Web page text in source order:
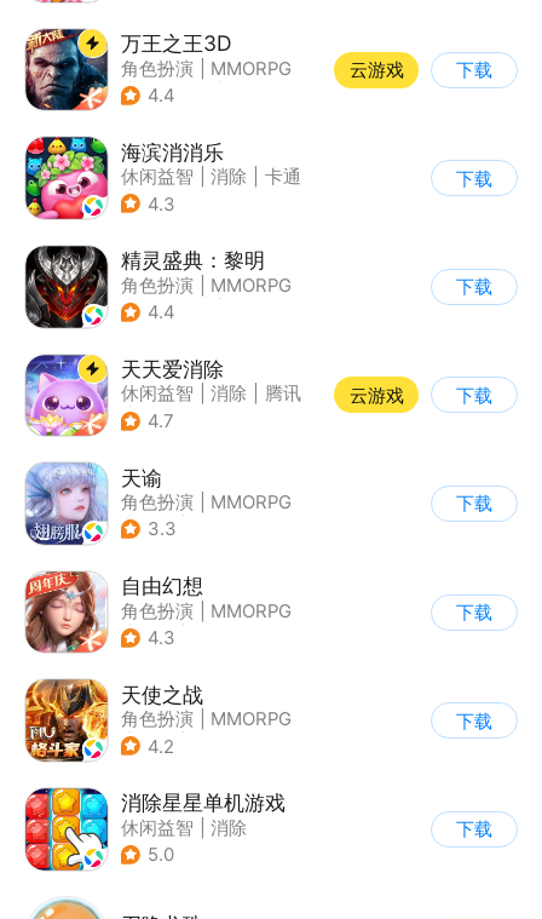
万王之王3D
角色扮演
MMORPG
| 万王之王
4.4
云游戏 下载
海滨消消乐
休闲益智 消除
卡通
| 乐元素
4.3
下载
精灵盛典：黎明
角色扮演
MMORPG
| 千人同屏
4.4
下载
天天爱消除
休闲益智 消除
腾讯
| 单机
4.7
云游戏 下载
天谕
角色扮演
MMORPG
| 奇幻
3.3
下载
自由幻想
角色扮演
MMORPG
| 仙侠
4.3
下载
天使之战
角色扮演
MMORPG
| 奇迹
4.2
下载
消除星星单机游戏
休闲益智
消除
5.0
下载